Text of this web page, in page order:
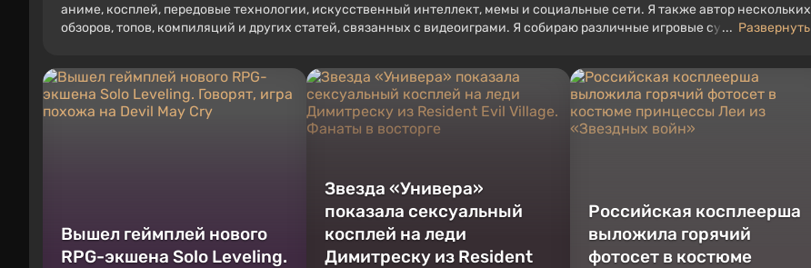
аниме, косплей, передовые технологии, искусственный интеллект, мемы и социальные сети. Я также автор нескольких
обзоров, топов, компиляций и других статей, связанных с видеоиграми. Я собираю различные игровые сувениры,
... Развернуть
Вышел геймплей нового
RPG-экшена Solo Leveling.
Звезда «Универа»
показала сексуальный
косплей на леди
Димитреску из Resident
Российская косплеерша
выложила горячий
фотосет в костюме